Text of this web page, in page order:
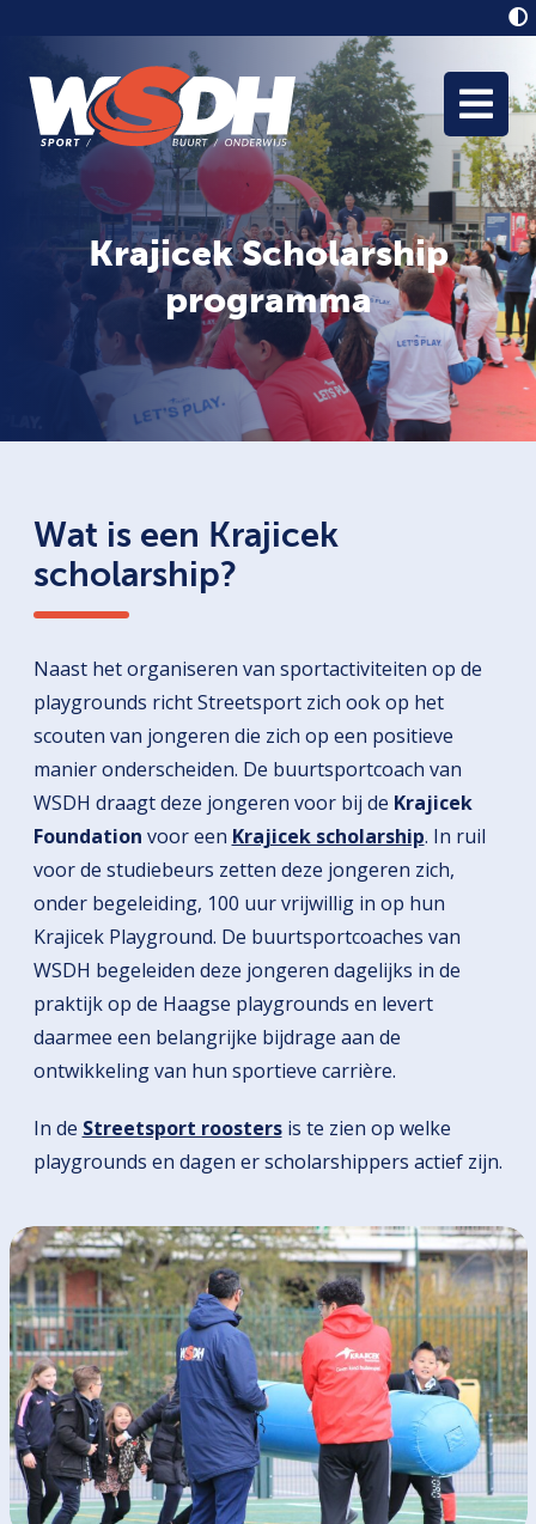
Krajicek Scholarship
programma
Wat is een Krajicek
scholarship?
Naast het organiseren van sportactiviteiten op de
playgrounds richt Streetsport zich ook op het
scouten van jongeren die zich op een positieve
manier onderscheiden. De buurtsportcoach van
WSDH draagt deze jongeren voor bij de Krajicek
Foundation voor een Krajicek scholarship. In ruil
voor de studiebeurs zetten deze jongeren zich,
onder begeleiding, 100 uur vrijwillig in op hun
Krajicek Playground. De buurtsportcoaches van
WSDH begeleiden deze jongeren dagelijks in de
praktijk op de Haagse playgrounds en levert
daarmee een belangrijke bijdrage aan de
ontwikkeling van hun sportieve carrière.
In de Streetsport roostersis te zien op welke
playgrounds en dagen er scholarshippers actief zijn.